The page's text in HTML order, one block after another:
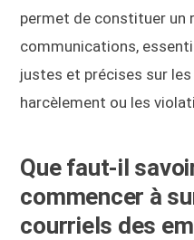
permet de constituer un
communications,
justes et précises sur
harcèlement ou les
Que faut-il
commencer à
courriels des